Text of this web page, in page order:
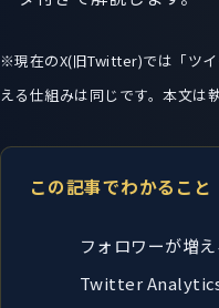
※現在のX(旧Twitter)では「ツ
える仕組みは同じです。本文は
この記事でわかること
フォロワーが増
Twitter Analytics